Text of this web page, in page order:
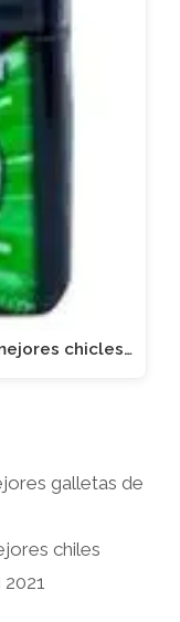
chicles…
galletas de
chiles